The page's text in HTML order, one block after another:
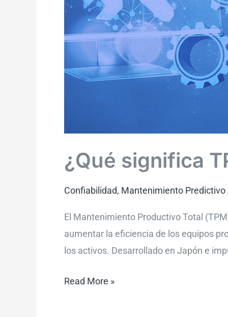
¿Qué significa
Confiabilidad, Mantenimiento Predictivo
El Mantenimiento Productivo Total
aumentar la eficiencia de los equipos
los activos. Desarrollado en Japón e
Read More »